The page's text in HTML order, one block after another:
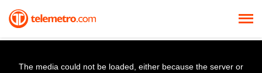
The media could not be loaded, either because the server or